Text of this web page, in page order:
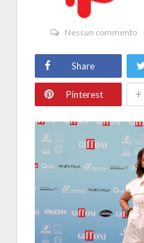
Nessun commento
Share
Pinterest +